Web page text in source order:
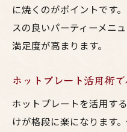
に焼くのがポイントです
スの良いパーティーメニ
満足度が高まります。
ホットプレート活用術
ホットプレートを活用す
けが格段に楽になります